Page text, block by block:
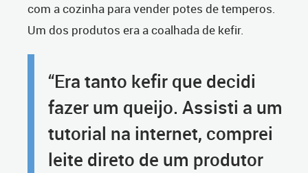
com a cozinha para vender potes de temperos.
Um dos produtos era a coalhada de kefir.
“Era tanto kefir que decidi
fazer um queijo. Assisti a um
tutorial na internet, comprei
leite direto de um produtor